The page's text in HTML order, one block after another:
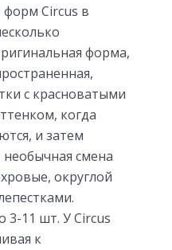
форм Circus в
форма,
с красноватыми
когда
и затем
смена
округлой
3-11 шт. У Circus
к